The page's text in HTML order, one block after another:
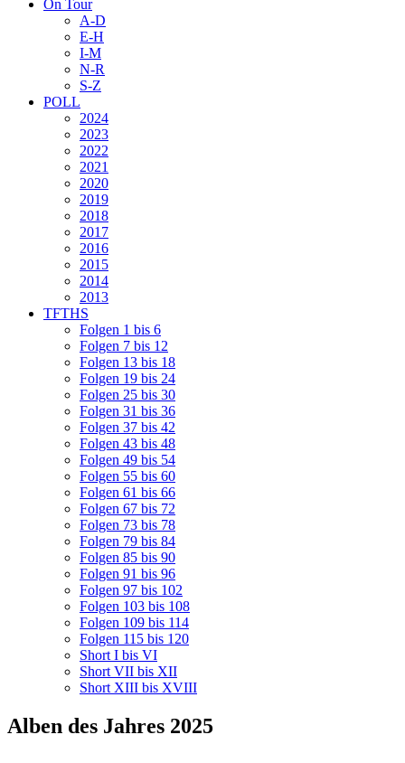
On Tour
A-D
E-H
I-M
N-R
S-Z
POLL
2024
2023
2022
2021
2020
2019
2018
2017
2016
2015
2014
2013
TFTHS
Folgen 1 bis 6
Folgen 7 bis 12
Folgen 13 bis 18
Folgen 19 bis 24
Folgen 25 bis 30
Folgen 31 bis 36
Folgen 37 bis 42
Folgen 43 bis 48
Folgen 49 bis 54
Folgen 55 bis 60
Folgen 61 bis 66
Folgen 67 bis 72
Folgen 73 bis 78
Folgen 79 bis 84
Folgen 85 bis 90
Folgen 91 bis 96
Folgen 97 bis 102
Folgen 103 bis 108
Folgen 109 bis 114
Folgen 115 bis 120
Short I bis VI
Short VII bis XII
Short XIII bis XVIII
Alben des Jahres 2025